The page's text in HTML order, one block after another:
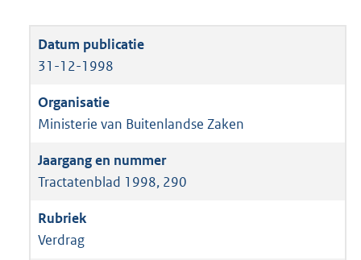
31-12-1998
Ministerie van Buitenlandse Zaken
Tractatenblad 1998, 290
Verdrag